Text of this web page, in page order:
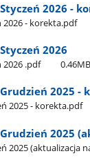
2026 -
- korekta.pdf
2026
.pdf 0.46MB
2025 -
2025 - korekta.pdf
2025
(aktualizacja